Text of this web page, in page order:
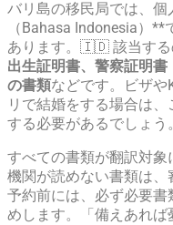
バリ島の移民局では、
（Bahasa Indonesia）
あります。🇮🇩 該当する
出生証明書、警察証明
の書類などです。ビザや
リで結婚をする場合は
する必要があるでしょう
すべての書類が翻訳対
機関が読めない書類は、
予約前には、必ず必要
めします。「備えあれば